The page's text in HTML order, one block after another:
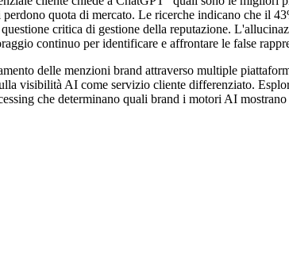
quota di mercato. Le ricerche indicano che il
critica di gestione della reputazione.
continuo per identificare e affrontare le false
delle menzioni brand attraverso multiple
visibilità AI come servizio cliente differenziato.
che determinano quali brand i motori AI